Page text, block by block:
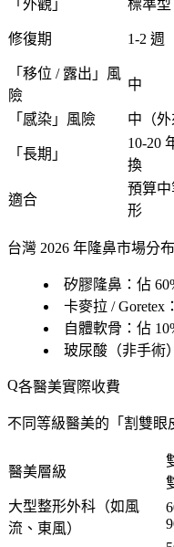
「 外觀 」 標準型
修復期 1-2 週
「 移位 / 露出 」風
險
中
「 感染 」風險 中（外
「 長期 」
10-20
換
適合
預算中
形
台灣 2026 年隆鼻市場分布
矽膠隆鼻：佔
卡麥拉 / Goretex
自體軟骨：佔
玻尿酸（非手術
各醫美實際收費
不同等級醫美的「 割雙眼
醫美層級
大型整形外科 （如風
流、東風）